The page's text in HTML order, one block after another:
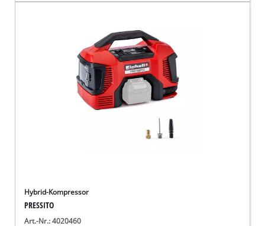
Hybrid-Kompressor
PRESSITO
Art.-Nr.: 4020460